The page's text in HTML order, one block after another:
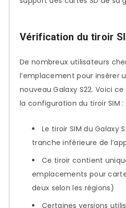
Vérification du tiroir
De nombreux utilisateurs
l’emplacement pour insérer
nouveau Galaxy S22. Voici
la configuration du tiroir SIM :
Le tiroir SIM du Galaxy
tranche inférieure de
Ce tiroir contient
emplacements pour
deux selon les régions)
Certaines versions